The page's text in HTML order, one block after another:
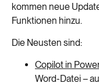
kommen neue
Funktionen hinzu.
Die Neusten sind:
Copilot in
Word-Datei –